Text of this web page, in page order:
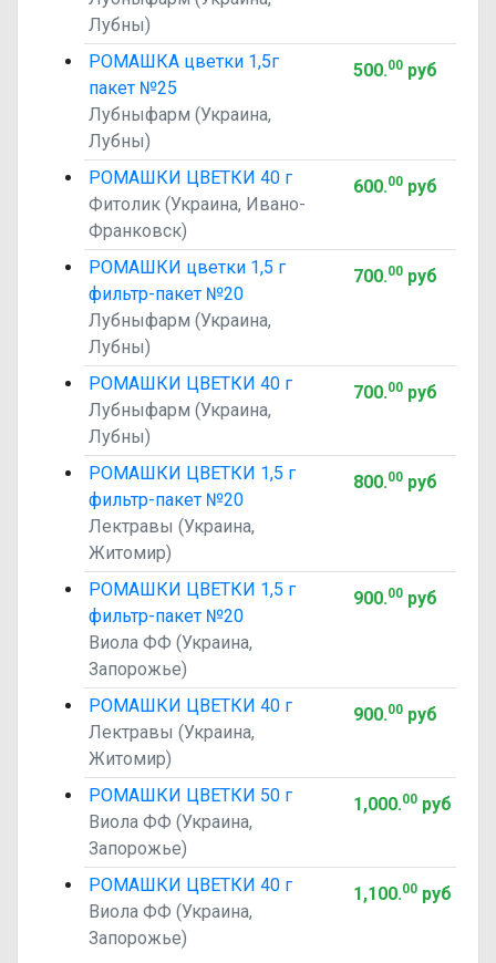
Лубны)
РОМАШКА цветки 1,5г
пакет №25
Лубныфарм (Украина,
Лубны)
500.00руб
РОМАШКИ ЦВЕТКИ 40 г
Фитолик (Украина, Ивано-
Франковск)
600.00руб
РОМАШКИ цветки 1,5 г
фильтр-пакет №20
Лубныфарм (Украина,
Лубны)
700.00руб
РОМАШКИ ЦВЕТКИ 40 г
Лубныфарм (Украина,
Лубны)
700.00руб
РОМАШКИ ЦВЕТКИ 1,5 г
фильтр-пакет №20
Лектравы (Украина,
Житомир)
800.00руб
РОМАШКИ ЦВЕТКИ 1,5 г
фильтр-пакет №20
Виола ФФ (Украина,
Запорожье)
900.00руб
РОМАШКИ ЦВЕТКИ 40 г
Лектравы (Украина,
Житомир)
900.00руб
РОМАШКИ ЦВЕТКИ 50 г
Виола ФФ (Украина,
Запорожье)
1,000.00руб
РОМАШКИ ЦВЕТКИ 40 г
Виола ФФ (Украина,
Запорожье)
1,100.00руб